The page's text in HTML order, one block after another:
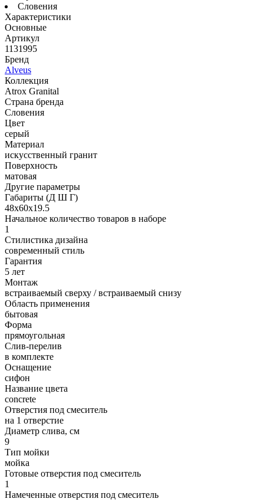
Словения
Характеристики
Основные
Артикул
1131995
Бренд
Alveus
Коллекция
Atrox Granital
Страна бренда
Словения
Цвет
серый
Материал
искусственный гранит
Поверхность
матовая
Другие параметры
Габариты (Д Ш Г)
48х60х19.5
Начальное количество товаров в наборе
1
Стилистика дизайна
современный стиль
Гарантия
5 лет
Монтаж
встраиваемый сверху / встраиваемый снизу
Область применения
бытовая
Форма
прямоугольная
Слив-перелив
в комплекте
Оснащение
сифон
Название цвета
concrete
Отверстия под смеситель
на 1 отверстие
Диаметр слива, см
9
Тип мойки
мойка
Готовые отверстия под смеситель
1
Намеченные отверстия под смеситель